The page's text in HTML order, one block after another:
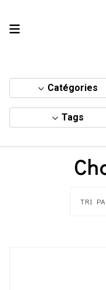
Catégories
Tags
TRI